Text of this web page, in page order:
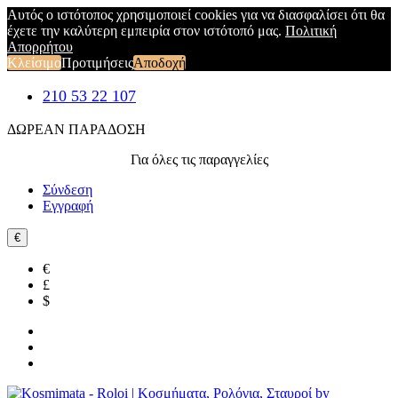
Αυτός ο ιστότοπος χρησιμοποιεί cookies για να διασφαλίσει ότι θα
έχετε την καλύτερη εμπειρία στον ιστότοπό μας. Πολιτική
Απορρήτου
ΚλείσιμοΠροτιμήσειςΑποδοχή
210 53 22 107
ΔΩΡΕΑΝ ΠΑΡΑΔΟΣΗ
Για όλες τις παραγγελίες
Σύνδεση
Εγγραφή
€
€
£
$